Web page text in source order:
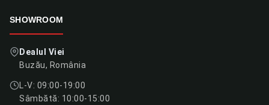
SHOWROOM
Dealul Viei
Buzău, România
L-V: 09:00-19:00
Sâmbătă: 10:00-15:00